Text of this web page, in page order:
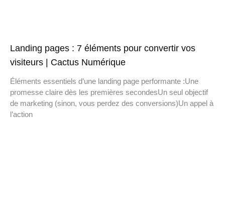
Landing pages : 7 éléments pour convertir vos
visiteurs | Cactus Numérique
Éléments essentiels d’une landing page performante :Une
promesse claire dès les premières secondesUn seul objectif
de marketing (sinon, vous perdez des conversions)Un appel à
l’action